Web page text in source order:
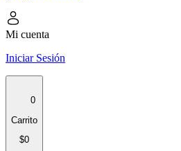
Mi cuenta
Iniciar Sesión
0
Carrito
$0